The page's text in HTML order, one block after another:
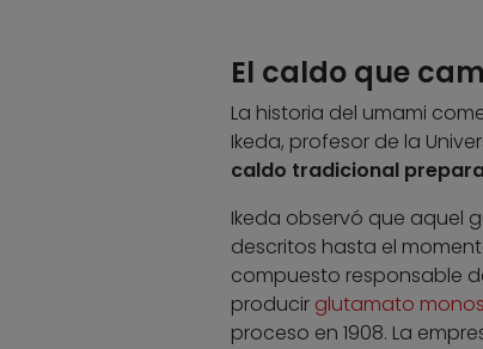
El caldo que
La historia del umami
Ikeda, profesor de la
caldo tradicional
Ikeda observó que aquel
descritos hasta el
compuesto responsable
producir glutamato
proceso en 1908. La